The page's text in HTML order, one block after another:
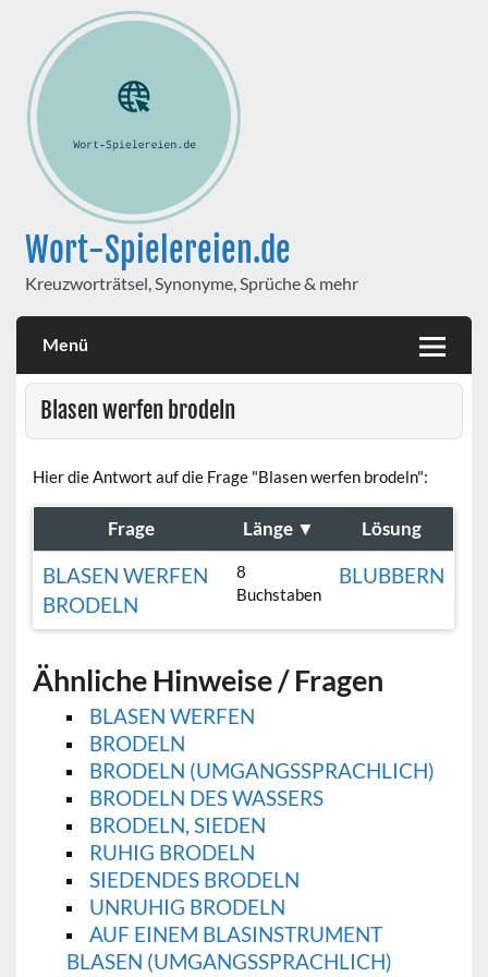
Wort-Spielereien.de
Kreuzworträtsel, Synonyme, Sprüche & mehr
Menü
Blasen werfen brodeln
Hier die Antwort auf die Frage "Blasen werfen brodeln":
Frage Länge ▼ Lösung
BLASEN WERFEN
BRODELN
8
Buchstaben
BLUBBERN
Ähnliche Hinweise / Fragen
BLASEN WERFEN
BRODELN
BRODELN (UMGANGSSPRACHLICH)
BRODELN DES WASSERS
BRODELN, SIEDEN
RUHIG BRODELN
SIEDENDES BRODELN
UNRUHIG BRODELN
AUF EINEM BLASINSTRUMENT
BLASEN (UMGANGSSPRACHLICH)